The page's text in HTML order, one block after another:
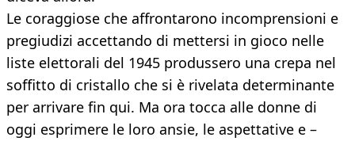
Le coraggiose che affrontarono incomprensioni e
pregiudizi accettando di mettersi in gioco nelle
liste elettorali del 1945 produssero una crepa nel
soffitto di cristallo che si è rivelata determinante
per arrivare fin qui. Ma ora tocca alle donne di
oggi esprimere le loro ansie, le aspettative e –